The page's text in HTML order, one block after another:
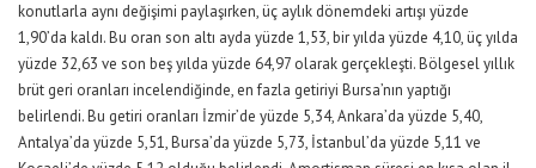
konutlarla aynı değişimi paylaşırken, üç aylık dönemdeki artışı yüzde
1,90’da kaldı. Bu oran son altı ayda yüzde 1,53, bir yılda yüzde 4,10, üç yılda
yüzde 32,63 ve son beş yılda yüzde 64,97 olarak gerçekleşti. Bölgesel yıllık
brüt geri oranları incelendiğinde, en fazla getiriyi Bursa’nın yaptığı
belirlendi. Bu getiri oranları İzmir’de yüzde 5,34, Ankara’da yüzde 5,40,
Antalya’da yüzde 5,51, Bursa’da yüzde 5,73, İstanbul’da yüzde 5,11 ve